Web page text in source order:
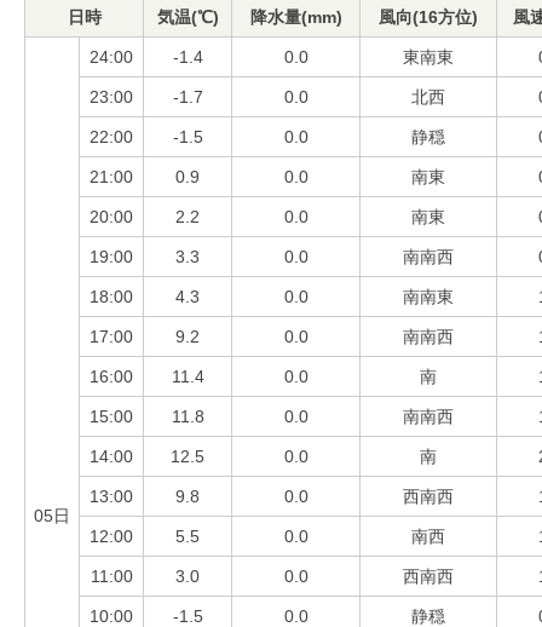
日時 気温(℃) 降水量(mm) 風向(16方位) 風
05日
24:00 -1.4 0.0 東南東
23:00 -1.7 0.0 北西
22:00 -1.5 0.0 静穏
21:00 0.9 0.0 南東
20:00 2.2 0.0 南東
19:00 3.3 0.0 南南西
18:00 4.3 0.0 南南東
17:00 9.2 0.0 南南西
16:00 11.4 0.0 南
15:00 11.8 0.0 南南西
14:00 12.5 0.0 南
13:00 9.8 0.0 西南西
12:00 5.5 0.0 南西
11:00 3.0 0.0 西南西
10:00 -1.5 0.0 静穏